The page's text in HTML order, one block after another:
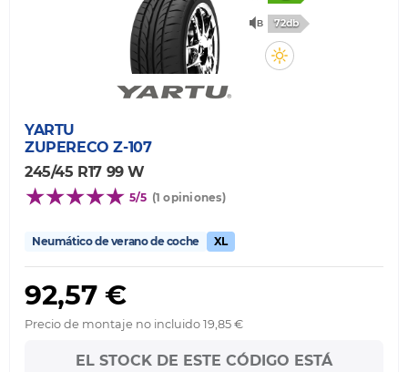
72db
YARTU
ZUPERECO Z-107
245/45 R17 99 W
5/5 (1 opiniones)
Neumático de verano de coche XL
92,57 €
Precio de montaje no incluido 19,85 €
EL STOCK DE ESTE CÓDIGO ESTÁ